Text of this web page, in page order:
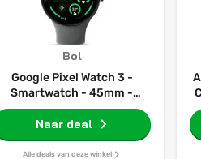
Bol
Google Pixel Watch 3 -
Smartwatch - 45mm -
Grijsgroen/Grijsgroen
Naar deal
Alle deals van deze winkel